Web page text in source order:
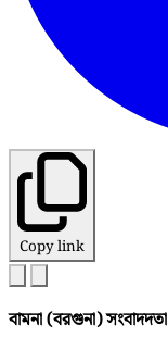
Copy link
বামনা (বরগুনা) সংবাদদতা